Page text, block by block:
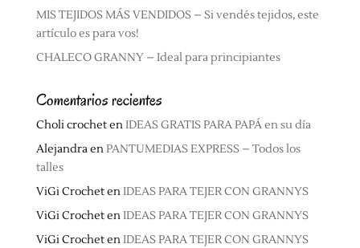
MIS TEJIDOS MÁS VENDIDOS – Si vendés tejidos, este
artículo es para vos!
CHALECO GRANNY – Ideal para principiantes
Comentarios recientes
Choli crochetenIDEAS GRATIS PARA PAPÁ en su día
AlejandraenPANTUMEDIAS EXPRESS – Todos los
talles
ViGi CrochetenIDEAS PARA TEJER CON GRANNYS
ViGi CrochetenIDEAS PARA TEJER CON GRANNYS
ViGi CrochetenIDEAS PARA TEJER CON GRANNYS